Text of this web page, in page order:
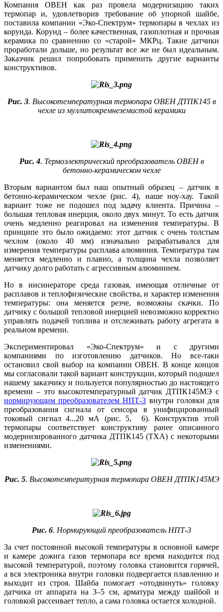
Компания ОВЕН как раз провела модернизацию таких
термопар и, удовлетворив требование об упорной шайбе,
поставила компании «Эко-Спектрум» термопары в чехлах из
корунда. Корунд – более качественная, газоплотная и прочная
керамика по сравнению со «старой» МКРц. Такие датчики
проработали дольше, но результат все же не был идеальным.
Заказчик решил попробовать применить другие варианты
конструктивов.
Рис. 3. Высокотемпературная термопара ОВЕН ДТПК145 в
чехле из муллитокремнеземистой керамики
Рис. 4. Термоэлектрический преобразователь ОВЕН в
бетонно-керамическом чехле
Вторым вариантом был наш опытный образец – датчик в
бетонно-керамическом чехле (рис. 4), наше ноу-хау. Такой
вариант тоже не подошел под задачу клиента. Причина –
большая тепловая инерция, около двух минут. То есть датчик
очень медленно реагировал на изменения температуры. В
принципе это бы­ло ожидаемо: этот датчик с очень толстым
чехлом (около 40 мм) изначально разрабатывался для
измерения температуры расплава алюминия. Температура там
меняется медленно и плавно, а толщина чехла позволяет
датчику долго работать с агрессивным алюминием.
Но в инсинераторе среда газовая, имеющая отличные от
расплавов и теплофизические свойства, и характер изменения
температуры: она меняется резче, возможны скачки. По
датчику с большой тепловой инерцией невозможно корректно
управлять подачей топлива и отслеживать работу агрегата в
реальном времени.
Экспериментировал «Эко-Спектрум» и с другими
компаниями по изготовлению датчиков. Но все-таки
остановил свой выбор на компании ОВЕН. В конце концов
мы согласовали такой вариант конструкции, который подошел
нашему заказчику и пользуется популярностью до настоящего
времени – это высокотемпературный датчик ДТПК145МЭ с
нормирующим преобразователем НПТ-3 внутри головки для
преобразования сигнала от сенсора в унифицированный
токовый сигнал 4...20 мА (рис. 5, 6). Конструктив этой
термопары соответствует конструктиву ранее описанного
модернизированного датчика ДТПК145 (ТХА) с некоторыми
изменениями.
Рис. 5. Высокотемпературная термопара ОВЕН ДТПК145МЭ
Рис. 6. Нормирующий преобразователь НПТ-3
За счет постоянной высокой температуры в основной камере
и камере дожига газов термопара все время находится под
высокой температурой, поэтому головка становится горячей,
а вся электроника внутри головки подвергается плавлению и
выходит из строя. Шайба помогает «отодвинуть» головку
датчика от аппарата на 3–5 см, арматура между шайбой и
головкой рассеивает тепло, а сама головка остается холодной.